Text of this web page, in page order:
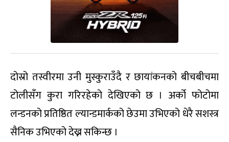
दोस्रो तस्वीरमा उनी मुस्कुराउँदै र छायांकनको बीचबीचमा
टोलीसँग कुरा गरिरहेको देखिएको छ । अर्को फोटोमा
लन्डनको प्रतिष्ठित ल्यान्डमार्कको छेउमा उभिएको धेरै सशस्त्र
सैनिक उभिएको देख्न सकिन्छ ।